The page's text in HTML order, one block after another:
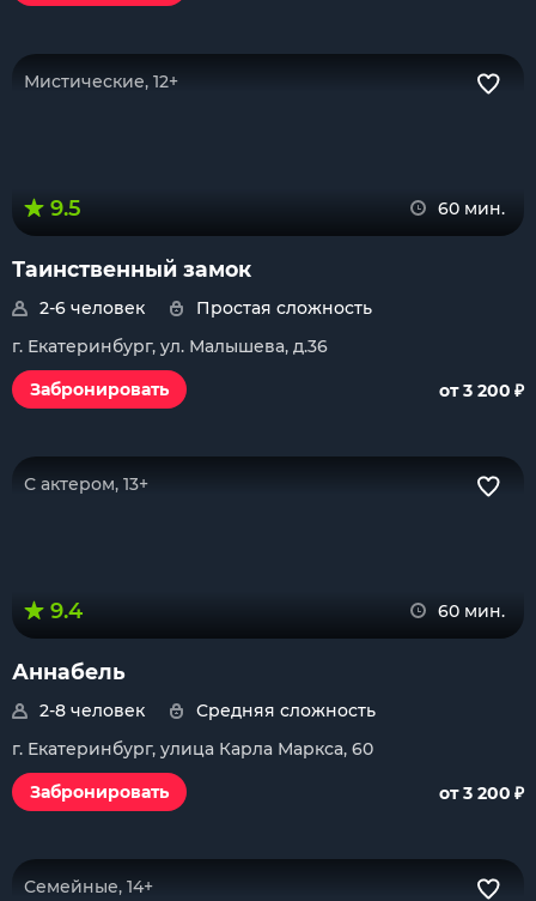
Мистические, 12+
9.5 60 мин.
Таинственный замок
2-6 человек
Простая сложность
г. Екатеринбург, ул. Малышева, д.36
Забронировать
от 3 200 ₽
С актером, 13+
9.4 60 мин.
Аннабель
2-8 человек
Средняя сложность
г. Екатеринбург, улица Карла Маркса, 60
Забронировать
от 3 200 ₽
Семейные, 14+